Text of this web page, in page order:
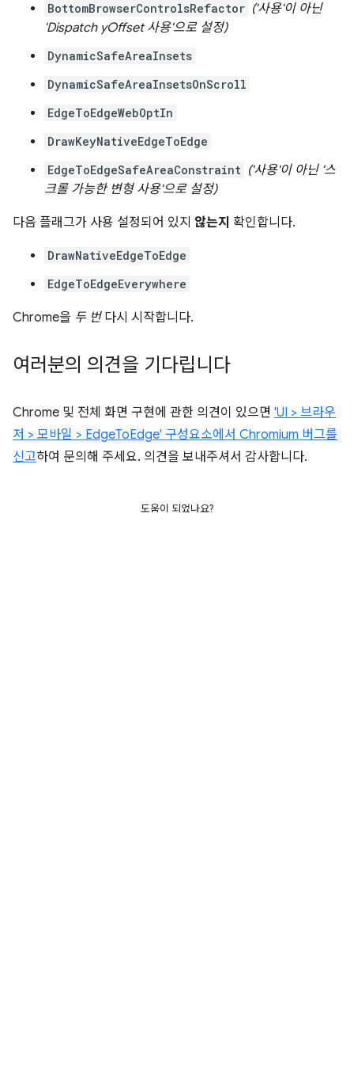
BottomBrowserControlsRefactor ('사용'이 아닌
'Dispatch yOffset 사용'으로 설정)
DynamicSafeAreaInsets
DynamicSafeAreaInsetsOnScroll
EdgeToEdgeWebOptIn
DrawKeyNativeEdgeToEdge
EdgeToEdgeSafeAreaConstraint ('사용'이 아닌 '스
크롤 가능한 변형 사용'으로 설정)
다음 플래그가 사용 설정되어 있지 않는지 확인합니다.
DrawNativeEdgeToEdge
EdgeToEdgeEverywhere
Chrome을 두 번다시 시작합니다.
여러분의 의견을 기다립니다
Chrome 및 전체 화면 구현에 관한 의견이 있으면 'UI > 브라우
저 > 모바일 > EdgeToEdge' 구성요소에서 Chromium 버그를
신고하여 문의해 주세요. 의견을 보내주셔서 감사합니다.
도움이 되었나요?